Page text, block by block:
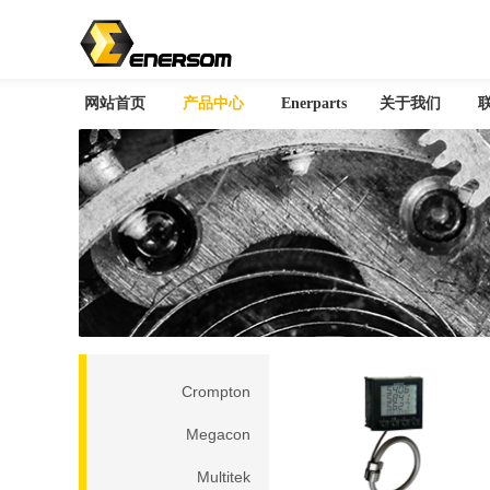
网站首页 产品中心 Enerparts 关于我们
Crompton
Megacon
Multitek